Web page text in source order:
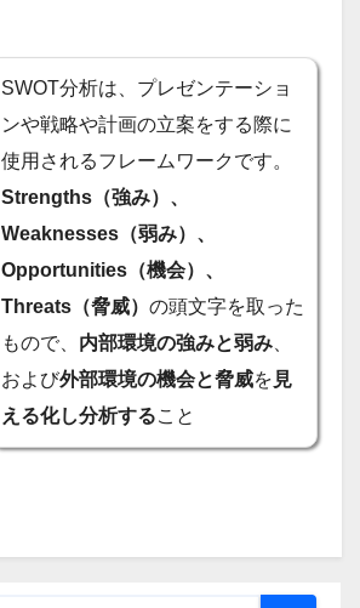
SWOT分析は、プレゼンテーショ
ンや戦略や計画の立案をする際に
使用されるフレームワークです。
Strengths（強み）、
Weaknesses（弱み）、
Opportunities（機会）、
Threats（脅威） の頭文字を取った
もので、 内部環境の強みと弱み
および外部環境の機会と脅威を 見
える化し分析すること